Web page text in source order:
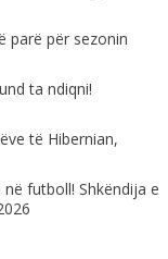
parë për sezonin
ta ndiqni!
të Hibernian,
futboll! Shkëndija e